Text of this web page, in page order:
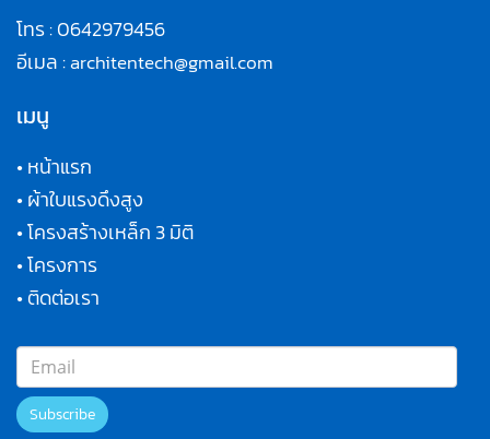
โทร :0642979456
อีเมล :architentech@gmail.com
เมนู
•หน้าแรก
•ผ้าใบแรงดึงสูง
•โครงสร้างเหล็ก 3 มิติ
•โครงการ
•ติดต่อเรา
Subscribe